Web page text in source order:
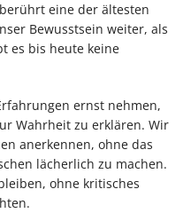
eine der ältesten
Bewusstsein weiter, als
es bis heute keine
ernst nehmen,
Wahrheit zu erklären. Wir
anerkennen, ohne das
lächerlich zu machen.
ohne kritisches